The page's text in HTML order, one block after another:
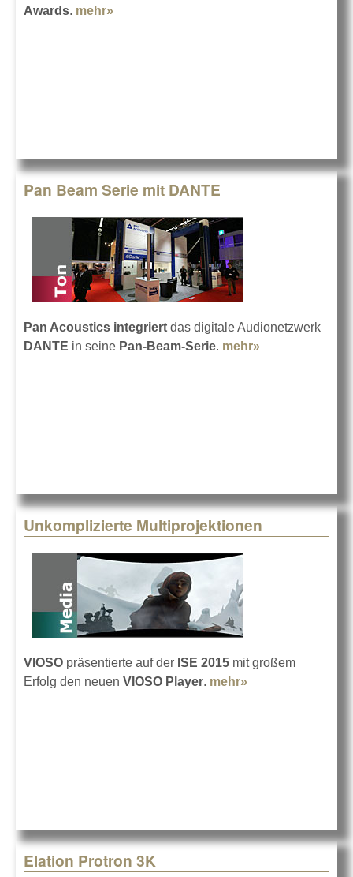
Awards. mehr»
Pan Beam Serie mit DANTE
Pan Acoustics integriert das digitale Audionetzwerk
DANTE in seine Pan-Beam-Serie. mehr»
Unkomplizierte Multiprojektionen
VIOSO präsentierte auf der ISE 2015 mit großem
Erfolg den neuen VIOSO Player. mehr»
Elation Protron 3K